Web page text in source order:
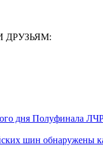
ДРУЗЬЯМ:
дня Полуфинала
шин обнаружены